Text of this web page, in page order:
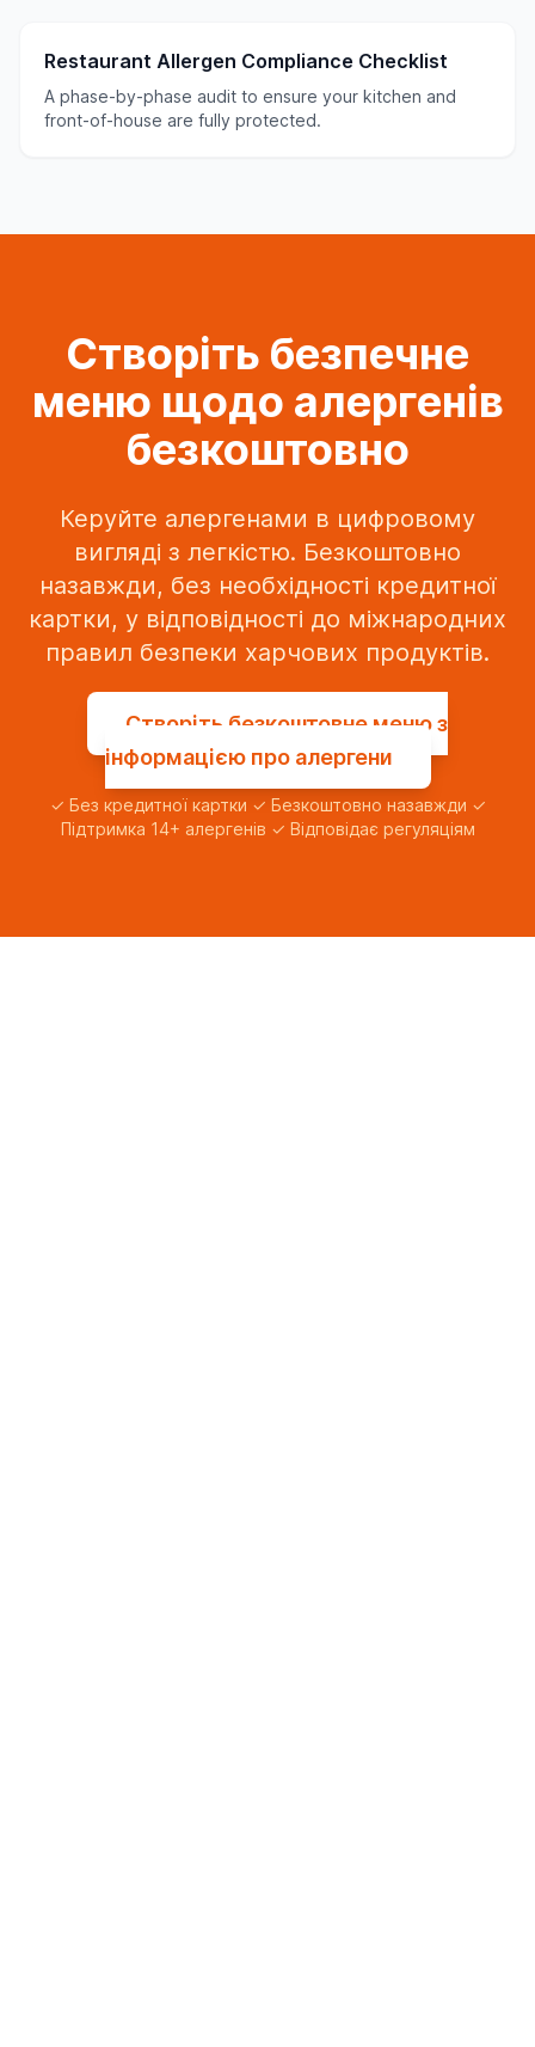
Restaurant Allergen Compliance Checklist
A phase-by-phase audit to ensure your kitchen and
front-of-house are fully protected.
Створіть безпечне
меню щодо алергенів
безкоштовно
Керуйте алергенами в цифровому
вигляді з легкістю. Безкоштовно
назавжди, без необхідності кредитної
картки, у відповідності до міжнародних
правил безпеки харчових продуктів.
Створіть безкоштовне меню з
інформацією про алергени
✓ Без кредитної картки ✓ Безкоштовно назавжди ✓
Підтримка 14+ алергенів ✓ Відповідає регуляціям